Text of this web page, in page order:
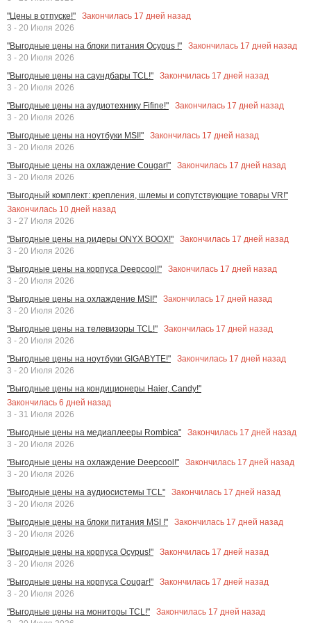
"Цены в отпуске!"
Закончилась 17 дней назад
3 - 20 Июля 2026
"Выгодные цены на блоки питания Ocypus !"
Закончилась 17 дней назад
3 - 20 Июля 2026
"Выгодные цены на саундбары TCL!"
Закончилась 17 дней назад
3 - 20 Июля 2026
"Выгодные цены на аудиотехнику Fifine!"
Закончилась 17 дней назад
3 - 20 Июля 2026
"Выгодные цены на ноутбуки MSI!"
Закончилась 17 дней назад
3 - 20 Июля 2026
"Выгодные цены на охлаждение Cougar!"
Закончилась 17 дней назад
3 - 20 Июля 2026
"Выгодный комплект: крепления, шлемы и сопутствующие товары VR!"
Закончилась 10 дней назад
3 - 27 Июля 2026
"Выгодные цены на ридеры ONYX BOOX!"
Закончилась 17 дней назад
3 - 20 Июля 2026
"Выгодные цены на корпуса Deepcool!"
Закончилась 17 дней назад
3 - 20 Июля 2026
"Выгодные цены на охлаждение MSI!"
Закончилась 17 дней назад
3 - 20 Июля 2026
"Выгодные цены на телевизоры TCL!"
Закончилась 17 дней назад
3 - 20 Июля 2026
"Выгодные цены на ноутбуки GIGABYTE!"
Закончилась 17 дней назад
3 - 20 Июля 2026
"Выгодные цены на кондиционеры Haier, Candy!"
Закончилась 6 дней назад
3 - 31 Июля 2026
"Выгодные цены на медиаплееры Rombica"
Закончилась 17 дней назад
3 - 20 Июля 2026
"Выгодные цены на охлаждение Deepcool!"
Закончилась 17 дней назад
3 - 20 Июля 2026
"Выгодные цены на аудиосистемы TCL"
Закончилась 17 дней назад
3 - 20 Июля 2026
"Выгодные цены на блоки питания MSI !"
Закончилась 17 дней назад
3 - 20 Июля 2026
"Выгодные цены на корпуса Ocypus!"
Закончилась 17 дней назад
3 - 20 Июля 2026
"Выгодные цены на корпуса Cougar!"
Закончилась 17 дней назад
3 - 20 Июля 2026
"Выгодные цены на мониторы TCL!"
Закончилась 17 дней назад